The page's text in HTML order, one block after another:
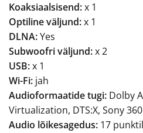
Koaksiaalsisend:x 1
Optiline väljund:x 1
DLNA:Yes
Subwoofri väljund:x 2
USB:x 1
Wi-Fi: jah
Audioformaatide tugi: Dolby
Virtualization, DTS:X, Sony
Audio lõikesagedus: 17